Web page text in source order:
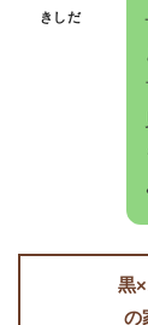
きしだ
黒
の